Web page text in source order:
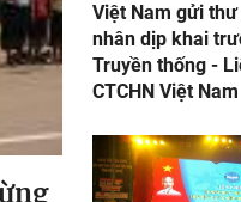
Việt Nam gửi
nhân dịp khai
Truyền thống -
CTCHN Việt Nam